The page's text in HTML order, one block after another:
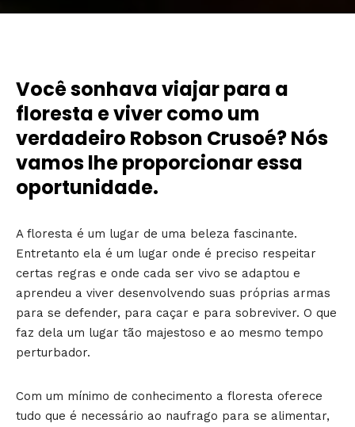
Você sonhava viajar para a
floresta e viver como um
verdadeiro Robson Crusoé? Nós
vamos lhe proporcionar essa
oportunidade.
A floresta é um lugar de uma beleza fascinante.
Entretanto ela é um lugar onde é preciso respeitar
certas regras e onde cada ser vivo se adaptou e
aprendeu a viver desenvolvendo suas próprias armas
para se defender, para caçar e para sobreviver. O que
faz dela um lugar tão majestoso e ao mesmo tempo
perturbador.
Com um mínimo de conhecimento a floresta oferece
tudo que é necessário ao naufrago para se alimentar,